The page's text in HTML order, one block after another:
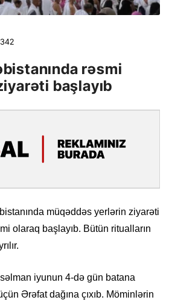
342
rəsmi
başlayıb
müqəddəs yerlərin ziyarəti
olaraq başlayıb. Bütün ritualların
iyunun 4-də gün batana
Ərəfat dağına çıxıb. Möminlərin